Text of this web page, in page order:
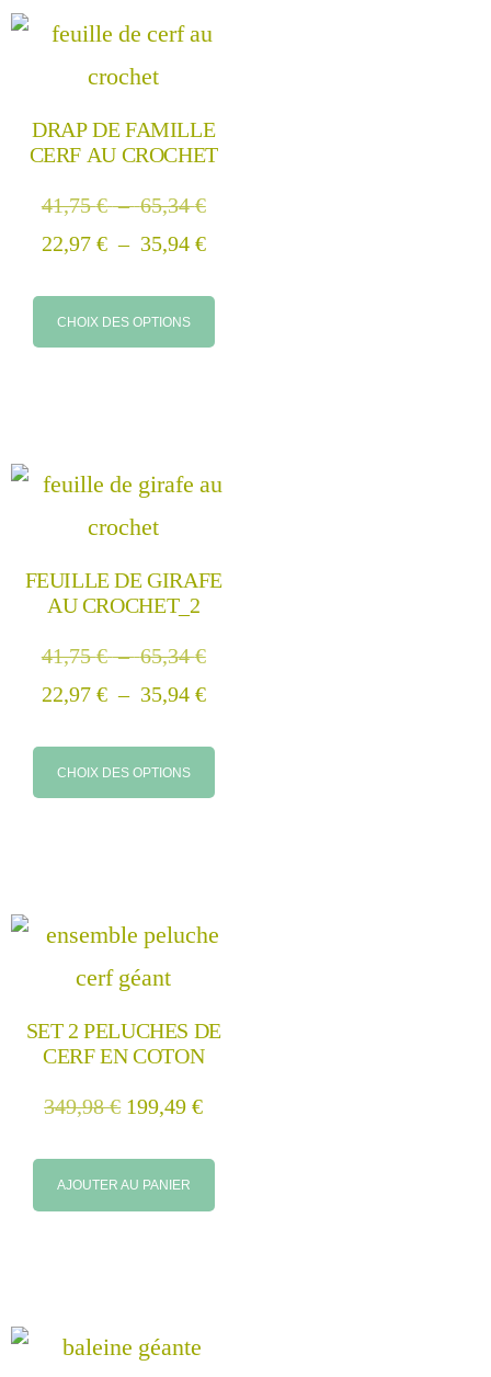
DRAP DE FAMILLE
CERF AU CROCHET
41,75€ – 65,34€
22,97 € – 35,94 €
CHOIX DES OPTIONS
FEUILLE DE GIRAFE
AU CROCHET_2
41,75€ – 65,34€
22,97 € – 35,94 €
CHOIX DES OPTIONS
SET 2 PELUCHES DE
CERF EN COTON
349,98€ 199,49€
AJOUTER AU PANIER